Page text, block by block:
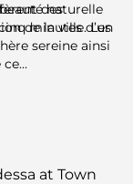
des
minutes d’un
naturelle
de la ville. Les
sereine ainsi
ce
grâce à
des
at Town